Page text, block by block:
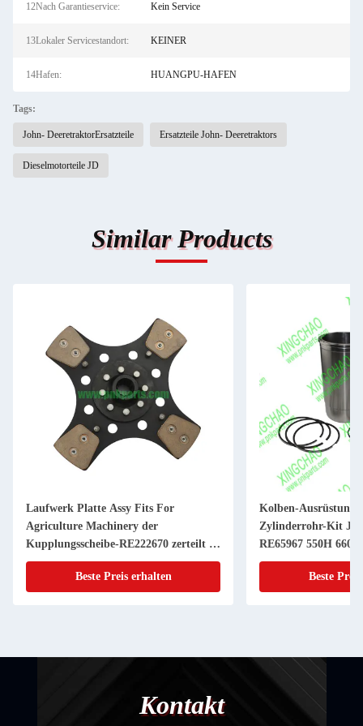
12Nach Garantieservice: Kein Service
13Lokaler Servicestandort: KEINER
14Hafen: HUANGPU-HAFEN
Tags:
John- DeeretraktorErsatzteile Ersatzteile John- Deeretraktors
Dieselmotorteile JD
Similar Products
Laufwerk Platte Assy Fits For
Agriculture Machinery der
Kupplungsscheibe-RE222670 zerteilt 11
Zoll 20 KEIL
Beste Preis erhalten
Kolben-Ausrüstung
Zylinderrohr-Kit JDs
RE65967 550H 6603
Powerthch Turbo
Beste
Kontakt